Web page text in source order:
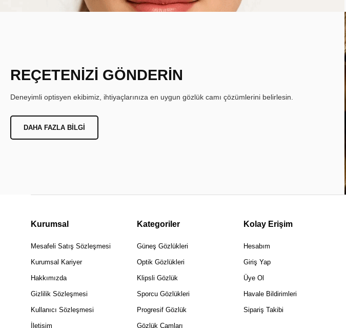
REÇETENİZİ GÖNDERİN
Deneyimli optisyen ekibimiz, ihtiyaçlarınıza en uygun gözlük camı çözümlerini belirlesin.
DAHA FAZLA BILGI
Kurumsal
Mesafeli Satış Sözleşmesi
Kurumsal Kariyer
Hakkımızda
Gizlilik Sözleşmesi
Kullanıcı Sözleşmesi
İletişim
Kategoriler
Güneş Gözlükleri
Optik Gözlükleri
Klipsli Gözlük
Sporcu Gözlükleri
Progresif Gözlük
Gözlük Camları
Kolay Erişim
Hesabım
Giriş Yap
Üye Ol
Havale Bildirimleri
Sipariş Takibi